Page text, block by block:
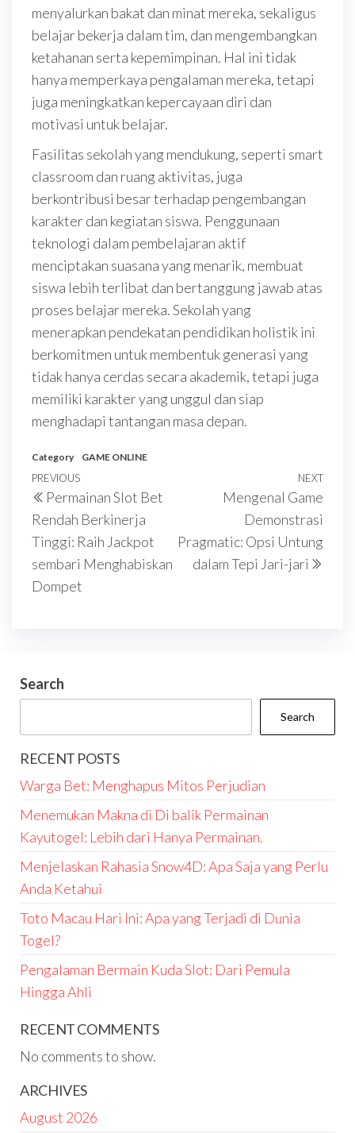
menyalurkan bakat dan minat mereka, sekaligus
belajar bekerja dalam tim, dan mengembangkan
ketahanan serta kepemimpinan. Hal ini tidak
hanya memperkaya pengalaman mereka, tetapi
juga meningkatkan kepercayaan diri dan
motivasi untuk belajar.
Fasilitas sekolah yang mendukung, seperti smart
classroom dan ruang aktivitas, juga
berkontribusi besar terhadap pengembangan
karakter dan kegiatan siswa. Penggunaan
teknologi dalam pembelajaran aktif
menciptakan suasana yang menarik, membuat
siswa lebih terlibat dan bertanggung jawab atas
proses belajar mereka. Sekolah yang
menerapkan pendekatan pendidikan holistik ini
berkomitmen untuk membentuk generasi yang
tidak hanya cerdas secara akademik, tetapi juga
memiliki karakter yang unggul dan siap
menghadapi tantangan masa depan.
Category GAME ONLINE
Post
navigation
Previous
Post
PREVIOUS
Permainan Slot Bet
Rendah Berkinerja
Tinggi: Raih Jackpot
sembari Menghabiskan
Dompet
Next
NEXT
Mengenal Game
Demonstrasi
Pragmatic: Opsi Untung
dalam Tepi Jari-jari
Search
Search
RECENT POSTS
Warga Bet: Menghapus Mitos Perjudian
Menemukan Makna di Di balik Permainan
Kayutogel: Lebih dari Hanya Permainan.
Menjelaskan Rahasia Snow4D: Apa Saja yang Perlu
Anda Ketahui
Toto Macau Hari Ini: Apa yang Terjadi di Dunia
Togel?
Pengalaman Bermain Kuda Slot: Dari Pemula
Hingga Ahli
RECENT COMMENTS
No comments to show.
ARCHIVES
August 2026